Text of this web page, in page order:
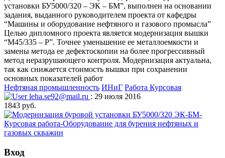
установки БУ5000/320 – ЭК – БМ”, выполнен на основании
задания, выданного руководителем проекта от кафедры
“Машины и оборудование нефтяного и газового промысла”
Целью дипломного проекта является модернизация вышки
“М45/335 – Р”. Точнее уменьшение ее металлоемкости и
замены метода ее дефектоскопии на более прогрессивный
метод неразрушающего контроля. Модернизация актуальна,
так как снижается стоимость вышки при сохранении
основных показателей работ
Нефтяная промышленность ИНиГ Работа Курсовая
leha.se92@mail.ru : 29 июля 2016
1843 руб.
Вход